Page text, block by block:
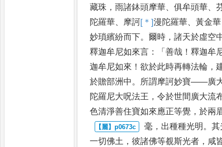
藏珠 ，雨諸鉢頭摩華、俱牟頭華、
陀羅華、 摩訶[＊]漫陀羅華、黃金華
妙瑣繽紛而下。爾時 ，諸天於虛空
釋迦牟尼如來言 ：「善哉 ！釋迦牟
迦牟尼如來 ！欲於此時再轉法輪 ，
於贍部洲中 。 所謂摩訶妙寶——廣
陀羅尼大呪法王 ，令於世間廣大流
色清淨善住寶如來應正等覺 ，於兩
毫 ， 出種種光明 。其
一切佛土 ，彼諸佛等覩斯光者 ， 咸